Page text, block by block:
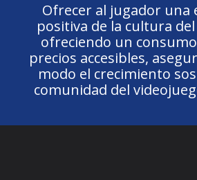
Ofrecer al jugador una
positiva de la cultura
ofreciendo un
precios accesibles,
modo el crecimiento
comunidad del